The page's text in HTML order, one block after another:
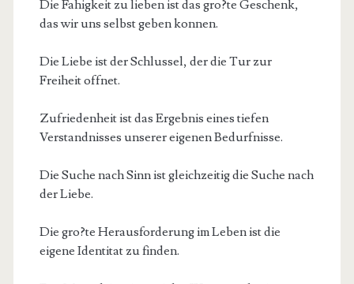
Die Fahigkeit zu lieben ist das gro?te Geschenk,
das wir uns selbst geben konnen.
Die Liebe ist der Schlussel, der die Tur zur
Freiheit offnet.
Zufriedenheit ist das Ergebnis eines tiefen
Verstandnisses unserer eigenen Bedurfnisse.
Die Suche nach Sinn ist gleichzeitig die Suche nach
der Liebe.
Die gro?te Herausforderung im Leben ist die
eigene Identitat zu finden.